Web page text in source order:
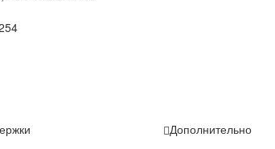
Дополнительно